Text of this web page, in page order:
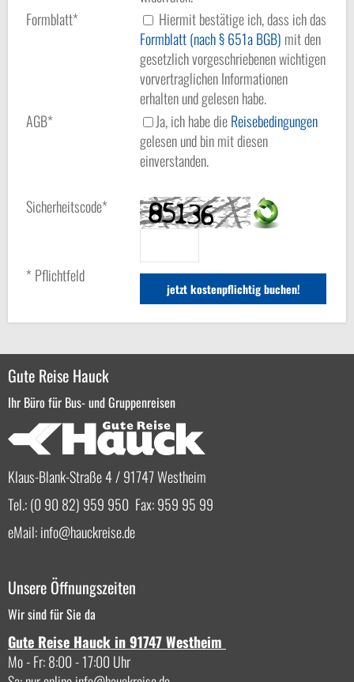
Formblatt*
Hiermit bestätige ich, dass ich das
Formblatt (nach § 651a BGB) mit den
gesetzlich vorgeschriebenen wichtigen
vorvertraglichen Informationen
erhalten und gelesen habe.
AGB*
Ja, ich habe dieReisebedingungen
gelesen und bin mit diesen
einverstanden.
Sicherheitscode*
* Pflichtfeld
Gute Reise Hauck
Ihr Büro für Bus- und Gruppenreisen
Klaus-Blank-Straße 4 / 91747 Westheim
Tel.: (0 90 82) 959 950 Fax: 959 95 99
eMail:info hauckreise.de
Unsere Öffnungszeiten
Wir sind für Sie da
Gute Reise Hauck in 91747 Westheim
Mo - Fr: 8:00 - 17:00 Uhr